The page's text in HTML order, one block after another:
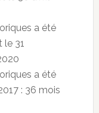
a été
31
a été
: 36 mois